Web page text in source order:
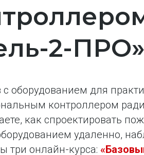
2-ПРО»
оборудованием для
контроллером
как спроектировать
удаленно,
три онлайн-курса: